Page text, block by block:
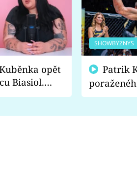
opět
Biasiol.
falešná a
SHOWBYZNYS
fanoušci